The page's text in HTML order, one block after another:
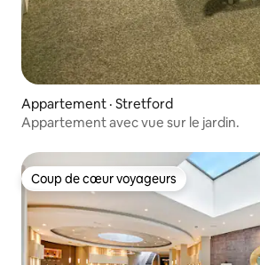
Appartement · Stretford
Appartement avec vue sur le jardin.
Coup de cœur voyageurs
Coup de cœur voyageurs